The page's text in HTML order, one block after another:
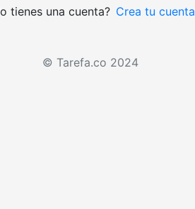
tienes una cuenta? Crea tu cuenta
© Tarefa.co 2024